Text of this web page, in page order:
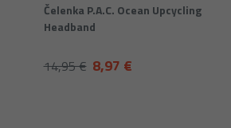
Čelenka P.A.C. Ocean Upcycling
Headband
8,97 €
14,95 €